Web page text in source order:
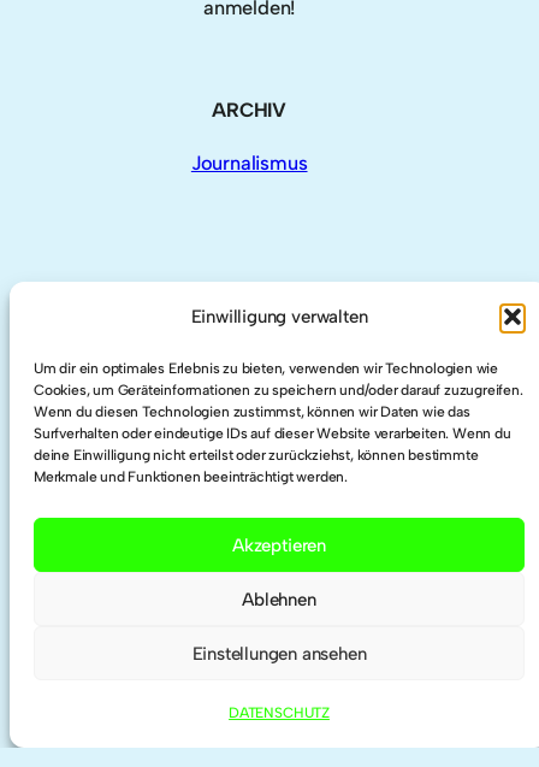
Einwilligung verwalten
Um dir ein optimales Erlebnis zu bieten, verwenden wir Technologien wie
Cookies, um Geräteinformationen zu speichern und/oder darauf zuzugreifen.
Wenn du diesen Technologien zustimmst, können wir Daten wie das
Surfverhalten oder eindeutige IDs auf dieser Website verarbeiten. Wenn du
deine Einwilligung nicht erteilst oder zurückziehst, können bestimmte
Merkmale und Funktionen beeinträchtigt werden.
Akzeptieren
Ablehnen
Einstellungen ansehen
DATENSCHUTZ
anmelden!
ARCHIV
Journalismus
LinkedIn
Twitter
Researchgate
IMPRESSUM | KONTAKTDATENSCHUTZ